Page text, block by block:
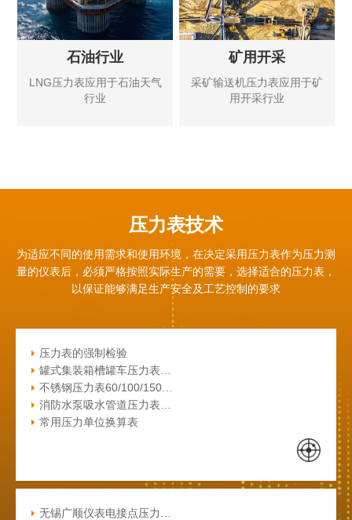
石油行业
LNG压力表应用于石油天气
行业
矿用开采
采矿输送机压力表应用于矿
用开采行业
压力表技术
为适应不同的使用需求和使用环境，在决定采用压力表作为压力测
量的仪表后，必须严格按照实际生产的需要， 选择适合的压力表，
以保证能够满足生产安全及工艺控制的要求
压力表的强制检验
罐式集装箱槽罐车压力表…
不锈钢压力表60/100/150…
消防水泵吸水管道压力表…
常用压力单位换算表
无锡广顺仪表电接点压力…